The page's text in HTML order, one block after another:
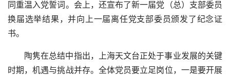
同重温入党誓词。会上，还宣布了新一届党（总）支部委员
换届选举结果，并向上一届离任党支部委员颁发了纪念证
书。
陶隽在总结中指出，上海天文台正处于事业发展的关键
时期，机遇与挑战并存。全体党员要立足岗位，一是要开展